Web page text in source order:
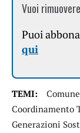
Vuoi
Puoi
qui
TEMI:
Coordinamento
Generazioni